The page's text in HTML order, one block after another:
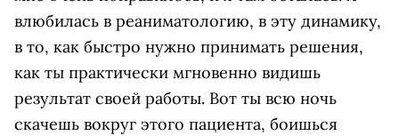
влюбилась в реаниматологию, в эту динамику,
в то, как быстро нужно принимать решения,
как ты практически мгновенно видишь
результат своей работы. Вот ты всю ночь
скачешь вокруг этого пациента, боишься